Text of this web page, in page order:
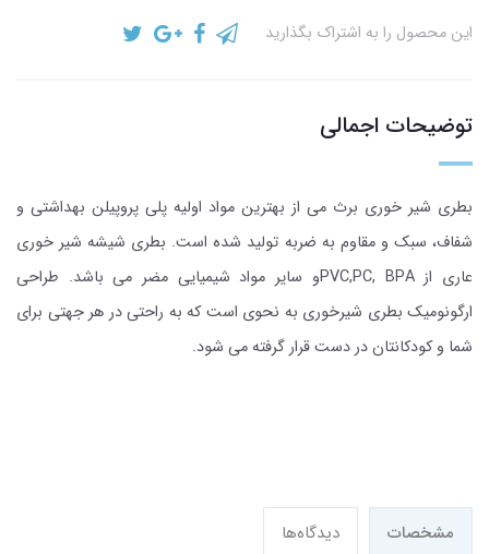
این محصول را به اشتراک بگذارید
توضیحات اجمالی
بطری شیر خوری برث می از بهترین مواد اولیه پلی پروپیلن بهداشتی و
شفاف، سبک و مقاوم به ضربه تولید شده است. بطری شیشه شیر خوری
عاری از PVC,PC, BPAو سایر مواد شیمیایی مضر می باشد. طراحی
ارگونومیک بطری شیرخوری به نحوی است که به راحتی در هر جهتی برای
شما و کودکانتان در دست قرار گرفته می شود.
مشخصات دیدگاه‌ها